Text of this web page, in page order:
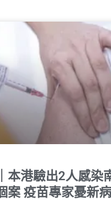
本港驗出2人感染
案 疫苗專家憂新